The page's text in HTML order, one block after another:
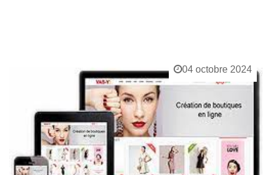
04 octobre 2024